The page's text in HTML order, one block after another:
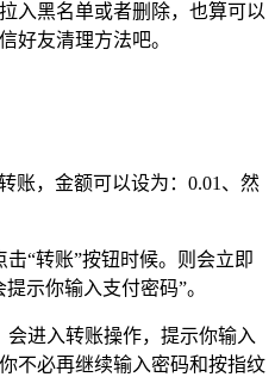
入黑名单或者删除，也算可以
好友清理方法吧。
账，金额可以设为：0.01、然
“转账”按钮时候。则会立即
示你输入支付密码”。
进入转账操作，提示你输入
不必再继续输入密码和按指纹